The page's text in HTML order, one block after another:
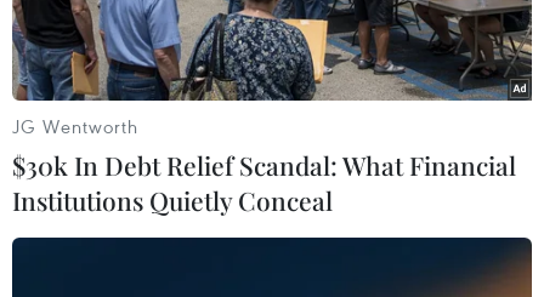
JG Wentworth
$30k In Debt Relief Scandal: What Financial
Institutions Quietly Conceal